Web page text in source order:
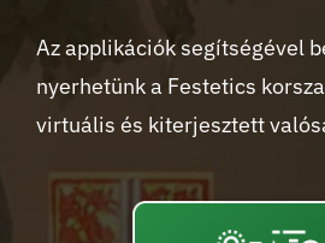
Az applikációk segítségével
nyerhetünk a Festetics
virtuális és kiterjesztett